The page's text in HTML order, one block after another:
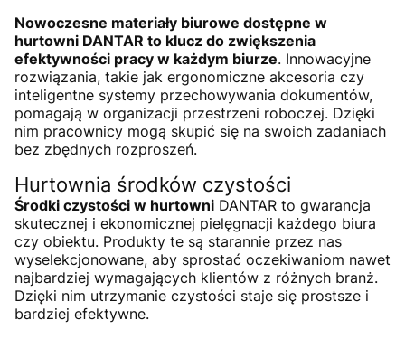
Nowoczesne materiały biurowe dostępne w
hurtowni DANTAR to klucz do zwiększenia
efektywności pracy w każdym biurze. Innowacyjne
rozwiązania, takie jak ergonomiczne akcesoria czy
inteligentne systemy przechowywania dokumentów,
pomagają w organizacji przestrzeni roboczej. Dzięki
nim pracownicy mogą skupić się na swoich zadaniach
bez zbędnych rozproszeń.
Hurtownia środków czystości
Środki czystości w hurtowni DANTAR to gwarancja
skutecznej i ekonomicznej pielęgnacji każdego biura
czy obiektu. Produkty te są starannie przez nas
wyselekcjonowane, aby sprostać oczekiwaniom nawet
najbardziej wymagających klientów z różnych branż.
Dzięki nim utrzymanie czystości staje się prostsze i
bardziej efektywne.